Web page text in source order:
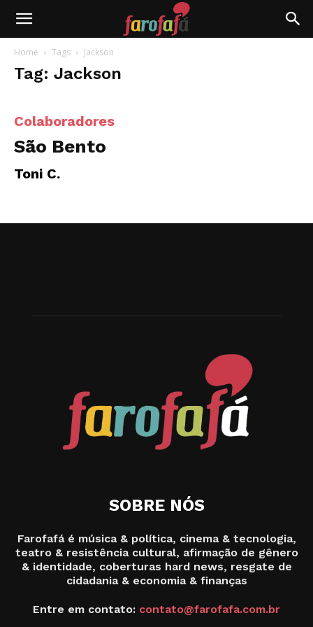
Farofafá
Home Tags Jackson
Tag: Jackson
Colaboradores
São Bento
Toni C.
SOBRE NÓS
Farofafá é música & política, cinema & tecnologia,
teatro & resistência cultural, afirmação de gênero
& identidade, coberturas hard news, resgate de
cidadania & economia & finanças
Entre em contato: contato@farofafa.com.br